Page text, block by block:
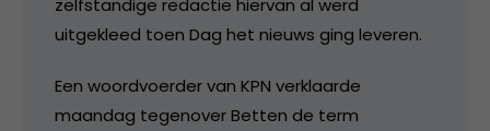
uitgekleed toen Dag het nieuws ging leveren.
Een woordvoerder van KPN verklaarde
maandag tegenover Betten de term